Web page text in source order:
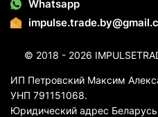
Whatsapp
© 2018 - 2026
ИП Петровский Максим
УНП 791151068.
Юридический адрес